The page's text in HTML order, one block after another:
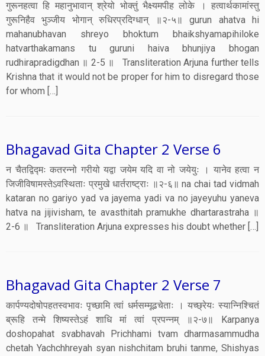
गुरूनहत्वा हि महानुभावान् श्रेयो भोक्तुं भैक्ष्यमपीह लोके । हत्वार्थकामांस्तु
गुरूनिहैव भुञ्जीय भोगान् रुधिरप्रदिग्धान् ॥२-५॥ gurun ahatva hi
mahanubhavan shreyo bhoktum bhaikshyamapihiloke
hatvarthakamans tu guruni haiva bhunjiya bhogan
rudhirapradigdhan ॥ 2-5 ॥ Transliteration Arjuna further tells
Krishna that it would not be proper for him to disregard those
for whom […]
Bhagavad Gita Chapter 2 Verse 6
न चैतद्विद्मः कतरन्नो गरीयो यद्वा जयेम यदि वा नो जयेयुः । यानेव हत्वा न
जिजीविषामस्तेऽवस्थिताः प्रमुखे धार्तराष्ट्राः ॥२-६॥ na chai tad vidmah
kataran no gariyo yad va jayema yadi va no jayeyuhu yaneva
hatva na jijivisham, te avasthitah pramukhe dhartarastraha ॥
2-6 ॥ Transliteration Arjuna expresses his doubt whether […]
Bhagavad Gita Chapter 2 Verse 7
कार्पण्यदोषोपहतस्वभावः पृच्छामि त्वां धर्मसम्मूढचेताः । यच्छ्रेयः स्यान्निश्चितं
ब्रूहि तन्मे शिष्यस्तेऽहं शाधि मां त्वां प्रपन्नम् ॥२-७॥ Karpanya
doshopahat svabhavah Prichhami tvam dharmasammudha
chetah Yachchhreyah syan nishchitam bruhi tanme, Shishyas